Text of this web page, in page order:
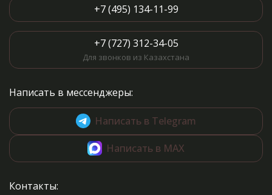
+7 (495) 134-11-99
+7 (727) 312-34-05
Для звонков из Казахстана
Написать в мессенджеры:
Написать в Telegram
Написать в MAX
Контакты: